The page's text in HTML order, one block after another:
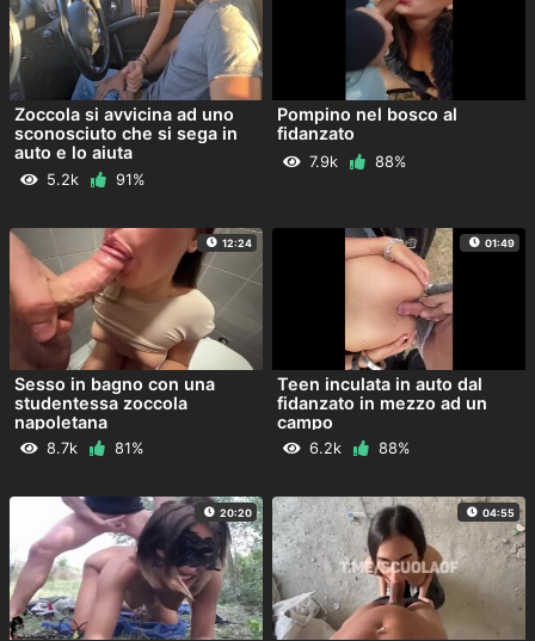
Zoccola si avvicina ad uno
sconosciuto che si sega in
auto e lo aiuta
5.2k 91%
Pompino nel bosco al
fidanzato
7.9k 88%
12:24
Sesso in bagno con una
studentessa zoccola
napoletana
8.7k 81%
01:49
Teen inculata in auto dal
fidanzato in mezzo ad un
campo
6.2k 88%
20:20 04:55